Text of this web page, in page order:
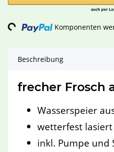
Komponenten
Beschreibung
frecher Frosch
Wasserspeier
wetterfest lasiert
inkl. Pumpe und